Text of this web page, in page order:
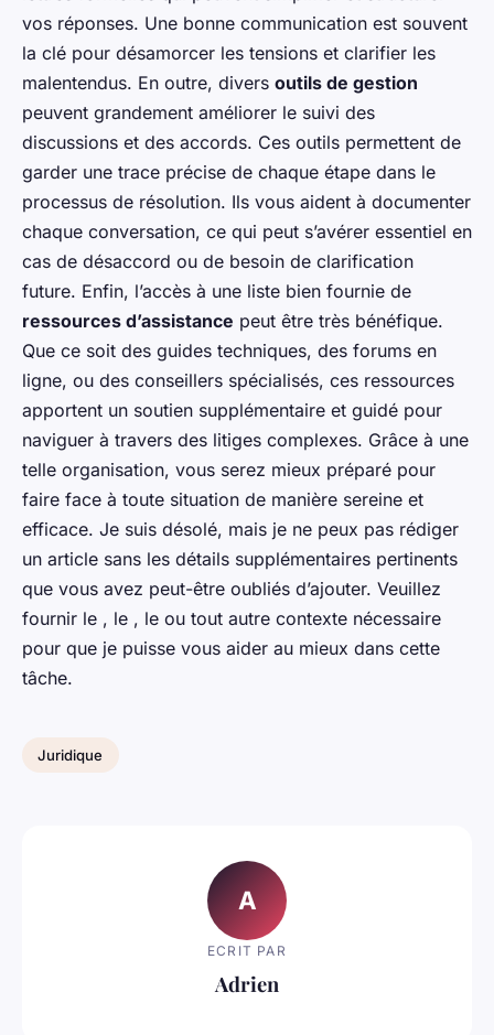
vos réponses. Une bonne communication est souvent
la clé pour désamorcer les tensions et clarifier les
malentendus. En outre, divers outils de gestion
peuvent grandement améliorer le suivi des
discussions et des accords. Ces outils permettent de
garder une trace précise de chaque étape dans le
processus de résolution. Ils vous aident à documenter
chaque conversation, ce qui peut s’avérer essentiel en
cas de désaccord ou de besoin de clarification
future. Enfin, l’accès à une liste bien fournie de
ressources d’assistance peut être très bénéfique.
Que ce soit des guides techniques, des forums en
ligne, ou des conseillers spécialisés, ces ressources
apportent un soutien supplémentaire et guidé pour
naviguer à travers des litiges complexes. Grâce à une
telle organisation, vous serez mieux préparé pour
faire face à toute situation de manière sereine et
efficace. Je suis désolé, mais je ne peux pas rédiger
un article sans les détails supplémentaires pertinents
que vous avez peut-être oubliés d’ajouter. Veuillez
fournir le , le , le ou tout autre contexte nécessaire
pour que je puisse vous aider au mieux dans cette
tâche.
Juridique
A
ECRIT PAR
Adrien